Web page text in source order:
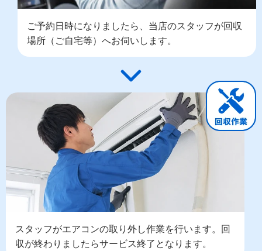
ご予約日時になりましたら、当店のスタッフが回収
場所（ご自宅等）へお伺いします。
スタッフがエアコンの取り外し作業を行います。回
収が終わりましたらサービス終了となります。